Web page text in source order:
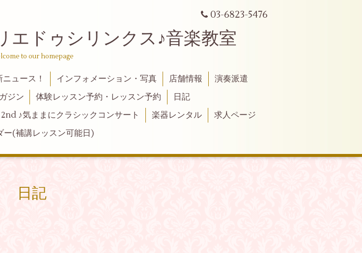
03-6823-5476
エドゥシリンクス♪音楽教室
to our homepage
ュース！ インフォメーション・写真 店舗情報
演奏派遣
ジン 体験レッスン予約・レッスン予約
日記
♪気ままにクラシックコンサート 楽器レンタル
求人ページ
ー(補講レッスン可能日)
日記